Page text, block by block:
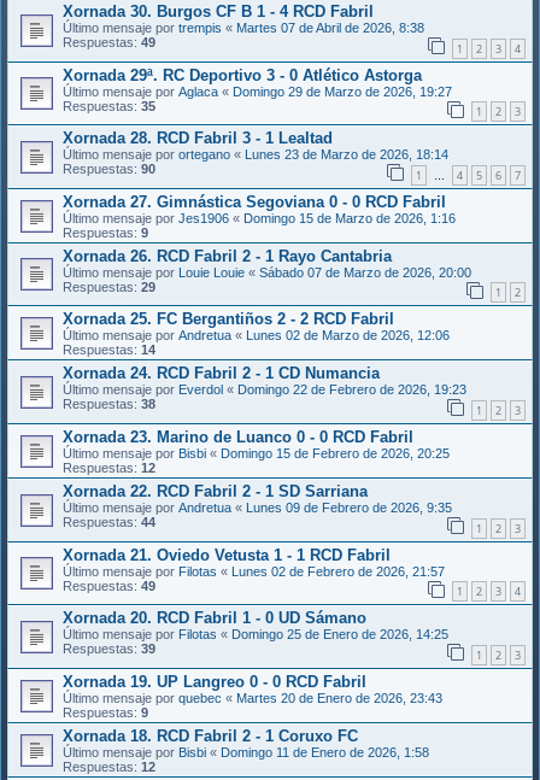
Xornada 30. Burgos CF B 1 - 4 RCD Fabril
Último mensaje por trempis « Martes 07 de Abril de 2026, 8:38
Respuestas: 49 1 2 3 4
Xornada 29ª. RC Deportivo 3 - 0 Atlético Astorga
Último mensaje por Aglaca « Domingo 29 de Marzo de 2026, 19:27
Respuestas: 35 1 2 3
Xornada 28. RCD Fabril 3 - 1 Lealtad
Último mensaje por ortegano «
Lunes 23 de Marzo de 2026, 18:14
Respuestas: 90 1 … 4 5 6 7
Xornada 27. Gimnástica Segoviana 0 - 0 RCD Fabril
Último mensaje por Jes1906 « Domingo 15 de Marzo de 2026, 1:16
Respuestas: 9
Xornada 26. RCD Fabril 2 - 1 Rayo Cantabria
Último mensaje por Louie Louie « Sábado 07 de Marzo de 2026, 20:00
Respuestas: 29 1 2
Xornada 25. FC Bergantiños 2 - 2 RCD Fabril
Último mensaje por Andretua « Lunes 02 de Marzo de 2026, 12:06
Respuestas: 14
Xornada 24. RCD Fabril 2 - 1 CD Numancia
Último mensaje por Everdol « Domingo 22 de Febrero de 2026, 19:23
Respuestas: 38 1 2 3
Xornada 23. Marino de Luanco 0 - 0 RCD Fabril
Último mensaje por Bisbi « Domingo 15 de Febrero de 2026, 20:25
Respuestas: 12
Xornada 22. RCD Fabril 2 - 1 SD Sarriana
Último mensaje por Andretua « Lunes 09 de Febrero de 2026, 9:35
Respuestas: 44 1 2 3
Xornada 21. Oviedo Vetusta 1 - 1 RCD Fabril
Último mensaje por Filotas « Lunes 02 de Febrero de 2026, 21:57
Respuestas: 49 1 2 3 4
Xornada 20. RCD Fabril 1 - 0 UD Sámano
Último mensaje por Filotas « Domingo 25 de Enero de 2026, 14:25
Respuestas: 39 1 2 3
Xornada 19. UP Langreo 0 - 0 RCD Fabril
Último mensaje por quebec « Martes 20 de Enero de 2026, 23:43
Respuestas: 9
Xornada 18. RCD Fabril 2 - 1 Coruxo FC
Último mensaje por Bisbi « Domingo 11 de Enero de 2026, 1:58
Respuestas: 12